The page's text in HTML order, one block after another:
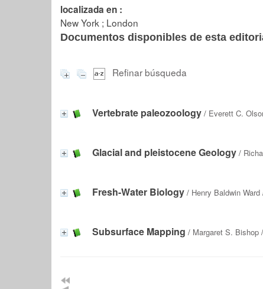
localizada en :
New York ; London
Documentos disponibles de esta
Refinar búsqueda
Vertebrate paleozoology / Everett C.
Glacial and pleistocene Geology /
Fresh-Water Biology / Henry Baldwin Ward
Subsurface Mapping / Margaret S. Bishop